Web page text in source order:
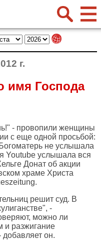
г.
имя Господа
- провопили женщины
с еще одной просьбой:
не услышала
Youtube услышала вся
Донат об акции
храме Христа
.
решит суд. В
-
можно ли
и разжигание
он.